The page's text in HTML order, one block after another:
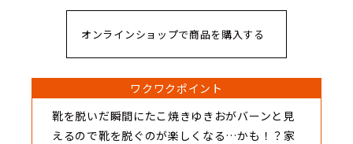
オンラインショップで商品を購入する
ワクワクポイント
靴を脱いだ瞬間にたこ焼きゆきおがバーンと見
えるので靴を脱ぐのが楽しくなる…かも！？家